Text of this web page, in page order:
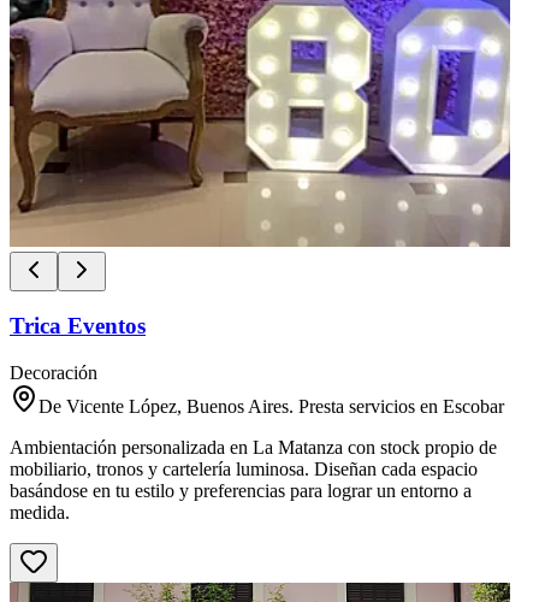
Trica Eventos
Decoración
De Vicente López, Buenos Aires. Presta servicios en Escobar
Ambientación personalizada en La Matanza con stock propio de
mobiliario, tronos y cartelería luminosa. Diseñan cada espacio
basándose en tu estilo y preferencias para lograr un entorno a
medida.